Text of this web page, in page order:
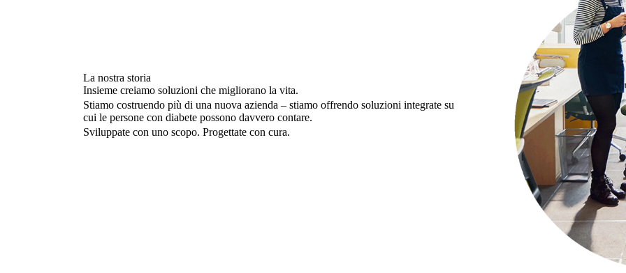
La nostra storia
Insieme creiamo soluzioni che migliorano la vita.
Stiamo costruendo più di una nuova azienda – stiamo offrendo soluzioni integrate su
cui le persone con diabete possono davvero contare.
Sviluppate con uno scopo. Progettate con cura.